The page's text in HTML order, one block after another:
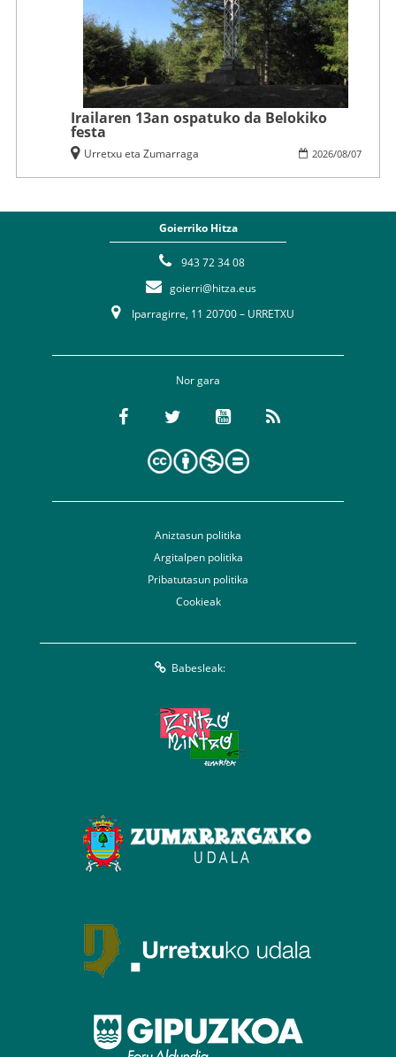
Irailaren 13an ospatuko da Belokiko
festa
2026/08/07
Urretxu eta Zumarraga
Goierriko Hitza
943 72 34 08
goierri@hitza.eus
Iparragirre, 11 20700 – URRETXU
Nor gara
Aniztasun politika
Argitalpen politika
Pribatutasun politika
Cookieak
Babesleak: